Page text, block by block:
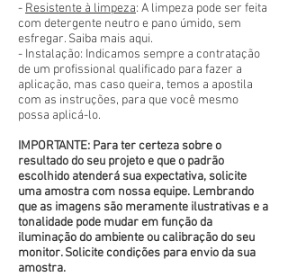
- Resistente à limpeza: A limpeza pode ser feita
com detergente neutro e pano úmido, sem
esfregar. Saiba mais aqui.
- Instalação: Indicamos sempre a contratação
de um profissional qualificado para fazer a
aplicação, mas caso queira, temos a apostila
com as instruções, para que você mesmo
possa aplicá-lo.
IMPORTANTE: Para ter certeza sobre o
resultado do seu projeto e que o padrão
escolhido atenderá sua expectativa, solicite
uma amostra com nossa equipe. Lembrando
que as imagens são meramente ilustrativas e a
tonalidade pode mudar em função da
iluminação do ambiente ou calibração do seu
monitor. Solicite condições para envio da sua
amostra.